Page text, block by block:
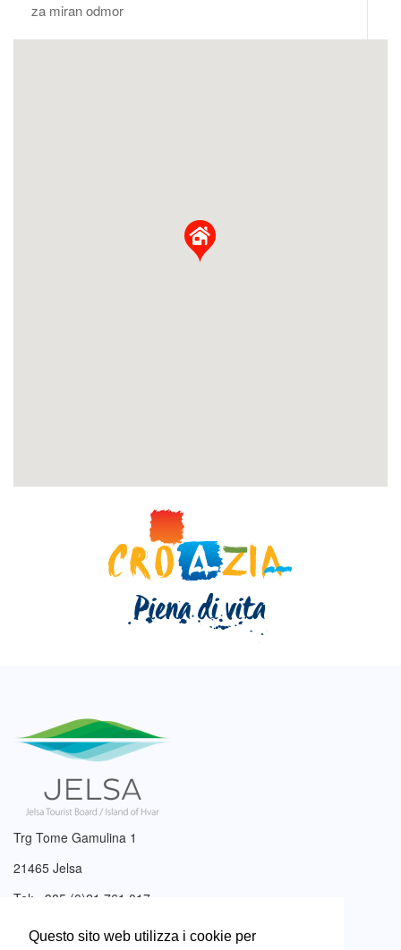
Questo sito web utilizza i cookie per
za miran odmor
Trg Tome Gamulina 1
21465 Jelsa
Tel: +385 (0)21 761 017
Email:info@tzjelsa.hr